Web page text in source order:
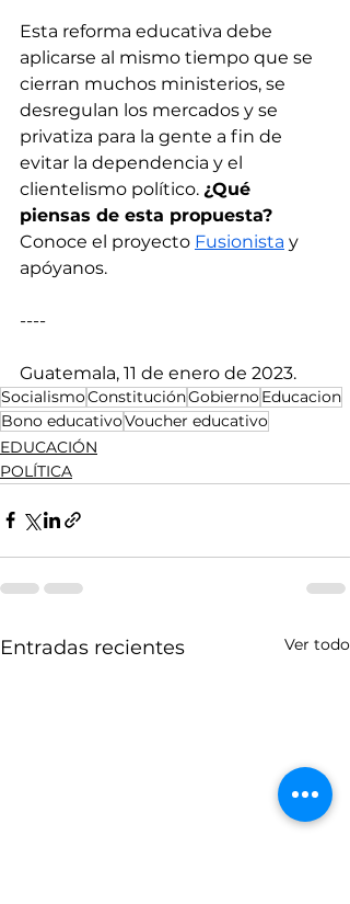
Esta reforma educativa debe
aplicarse al mismo tiempo que se
cierran muchos ministerios, se
desregulan los mercados y se
privatiza para la gente a fin de
evitar la dependencia y el
clientelismo político. ¿Qué
piensas de esta propuesta?
Conoce el proyecto Fusionista y
apóyanos.
----
Guatemala, 11 de enero de 2023.
SocialismoConstituciónGobiernoEducacion
Bono educativoVoucher educativo
EDUCACIÓN
POLÍTICA
Entradas recientes Ver todo